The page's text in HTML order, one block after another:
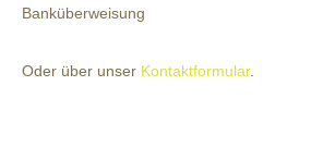
Banküberweisung
Oder über unser Kontaktformular.